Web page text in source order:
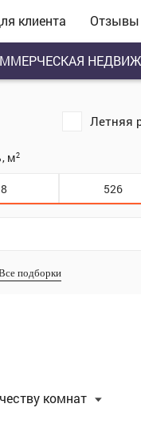
клиента Отзывы
Летняя
м2
подборки
комнат